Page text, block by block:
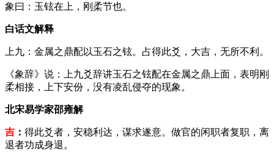
象曰：玉铉在上，刚柔节也。
白话文解释
上九：金属之鼎配以玉石之铉。占得此爻，大吉，无所不利。
《象辞》说：上九爻辞讲玉石之铉配在金属之鼎上面，表明刚
柔相接，上下安份，没有凌乱侵夺的现象。
北宋易学家邵雍解
吉 ： 得此爻者，安稳利达，谋求遂意。做官的闲职者复职，离
退者功成身退。